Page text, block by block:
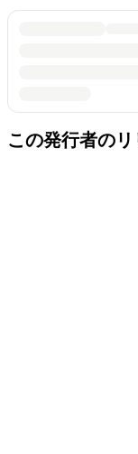
この発行者のリ